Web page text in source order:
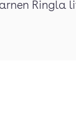
Ringla